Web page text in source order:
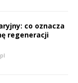
co oznacza
regeneracji